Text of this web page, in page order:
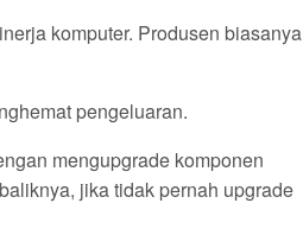
komputer. Produsen biasanya
pengeluaran.
mengupgrade komponen
jika tidak pernah upgrade